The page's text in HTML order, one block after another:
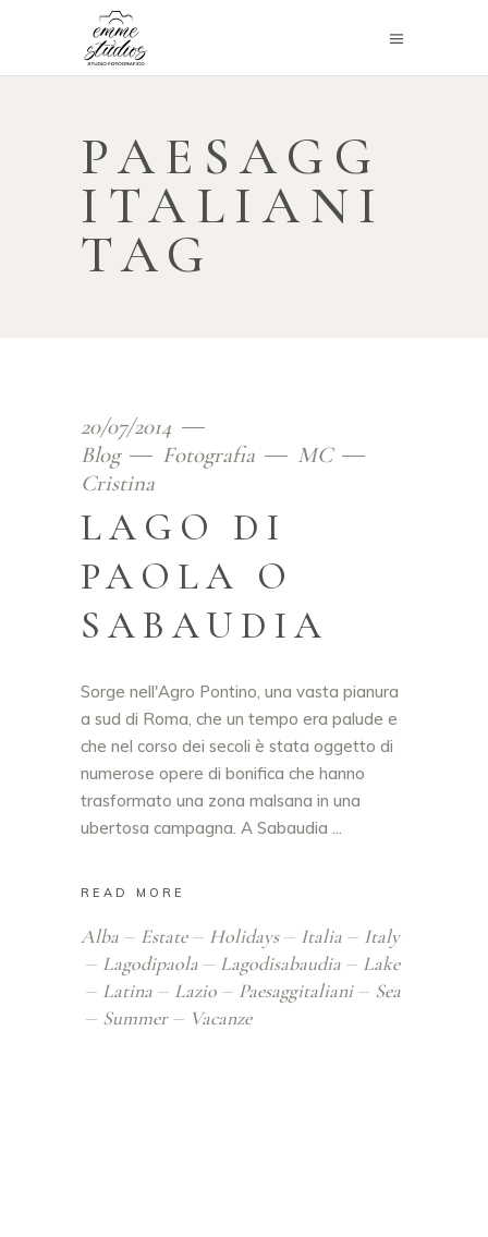
PAESAGG
ITALIANI
TAG
20/07/2014
Blog
Fotografia
MC
Cristina
LAGO DI
PAOLA O
SABAUDIA
Sorge nell'Agro Pontino, una vasta pianura
a sud di Roma, che un tempo era palude e
che nel corso dei secoli è stata oggetto di
numerose opere di bonifica che hanno
trasformato una zona malsana in una
ubertosa campagna. A Sabaudia
READ MORE
Alba Estate Holidays Italia
Italy
Lagodipaola
Lagodisabaudia
Lake
Latina
Lazio Paesaggitaliani
Sea
Summer
Vacanze